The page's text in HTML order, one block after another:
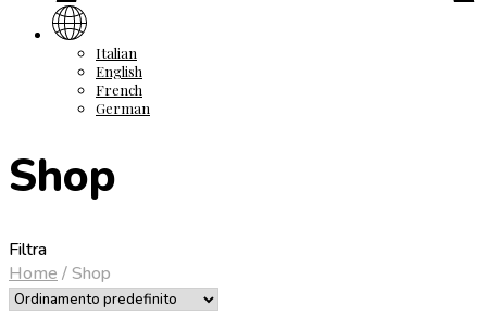
Italian
English
French
German
Shop
Filtra
Home /Shop